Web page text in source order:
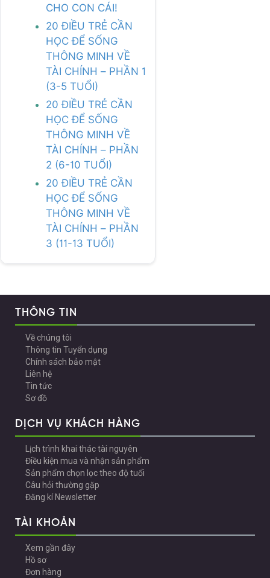
CHO CON CÁI!
20 ĐIỀU TRẺ CẦN
HỌC ĐỂ SỐNG
THÔNG MINH VỀ
TÀI CHÍNH – PHẦN 1
(3-5 TUỔI)
20 ĐIỀU TRẺ CẦN
HỌC ĐỂ SỐNG
THÔNG MINH VỀ
TÀI CHÍNH – PHẦN
2 (6-10 TUỔI)
20 ĐIỀU TRẺ CẦN
HỌC ĐỂ SỐNG
THÔNG MINH VỀ
TÀI CHÍNH – PHẦN
3 (11-13 TUỔI)
THÔNG TIN
Về chúng tôi
Thông tin Tuyển dụng
Chính sách bảo mật
Liên hệ
Tin tức
Sơ đồ
DỊCH VỤ KHÁCH HÀNG
Lịch trình khai thác tài nguyên
Điều kiện mua và nhận sản phẩm
Sản phẩm chọn lọc theo độ tuổi
Câu hỏi thường gặp
Đăng kí Newsletter
TÀI KHOẢN
Xem gần đây
Hồ sơ
Đơn hàng